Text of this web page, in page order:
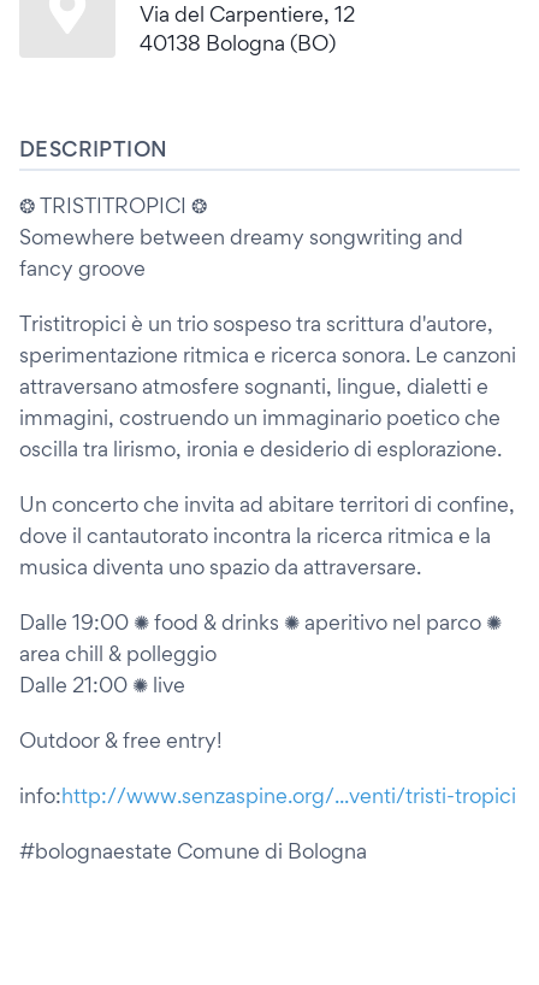
Via del Carpentiere, 12
40138 Bologna (BO)
DESCRIPTION
❂ TRISTITROPICI ❂
Somewhere between dreamy songwriting and
fancy groove
Tristitropici è un trio sospeso tra scrittura d'autore,
sperimentazione ritmica e ricerca sonora. Le canzoni
attraversano atmosfere sognanti, lingue, dialetti e
immagini, costruendo un immaginario poetico che
oscilla tra lirismo, ironia e desiderio di esplorazione.
Un concerto che invita ad abitare territori di confine,
dove il cantautorato incontra la ricerca ritmica e la
musica diventa uno spazio da attraversare.
Dalle 19:00 ✺ food & drinks ✺ aperitivo nel parco ✺
area chill & polleggio
Dalle 21:00 ✺ live
Outdoor & free entry!
info:http://www.senzaspine.org/...venti/tristi-tropici
#bolognaestate Comune di Bologna